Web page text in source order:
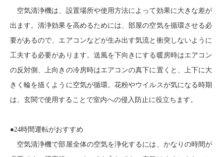
空気清浄機は、設置場所や使用方法によって効果に大きな差が
出ます。清浄効果を高めるためには、部屋の空気を循環させる必
要があるので、エアコンなどが生み出す気流と衝突しないように
工夫する必要があります。送風を下向きにする暖房時はエアコン
の反対側、上向きの冷房時はエアコンの真下に置くと、上下に大
きく輪を描くように空気が循環。花粉やウイルスが気になる時期
は、玄関で使用することで室内への侵入防止に役立ちます。
●24時間運転がおすすめ
空気清浄機で部屋全体の空気を浄化するには、かなりの時間が